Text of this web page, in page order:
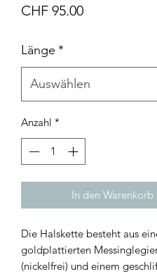
CHF 95.00Preis
Länge *
Anzahl *
In den Warenkorb
Die Halskette besteht aus
goldplattierten
(nickelfrei) und einem